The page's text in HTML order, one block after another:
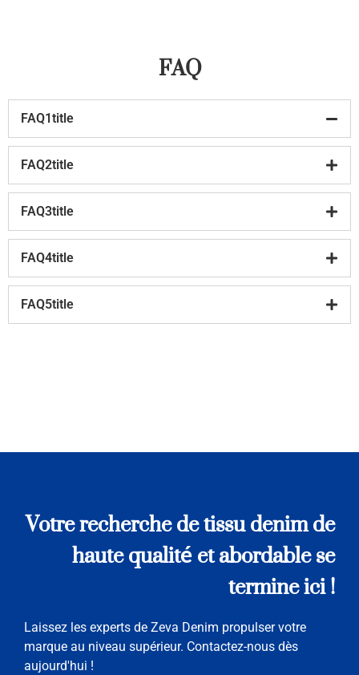
FAQ
FAQ1title
FAQ2title
FAQ3title
FAQ4title
FAQ5title
Votre recherche de tissu denim de
haute qualité et abordable se
termine ici !
Laissez les experts de Zeva Denim propulser votre
marque au niveau supérieur. Contactez-nous dès
aujourd'hui !